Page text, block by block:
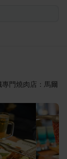
門燒肉店：馬爾